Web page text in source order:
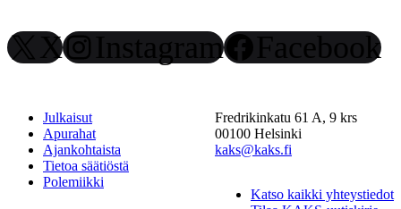
X Instagram Facebook
Julkaisut
Apurahat
Ajankohtaista
Tietoa säätiöstä
Polemiikki
Fredrikinkatu 61 A, 9 krs
00100 Helsinki
kaks@kaks.fi
Katso kaikki yhteystiedot